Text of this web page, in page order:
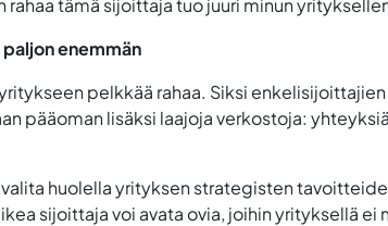
rahaa tämä sijoittaja tuo juuri minun
enemmän
pelkkää rahaa. Siksi
pääoman lisäksi laajoja verkostoja:
huolella yrityksen strategisten
sijoittaja voi avata ovia, joihin yrityksellä